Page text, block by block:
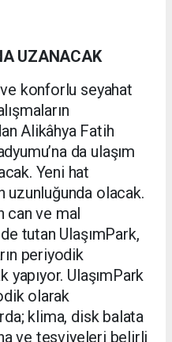
UZANACAK
ve konforlu seyahat
Alikâhya Fatih
da ulaşım
Yeni hat
olacak.
can ve mal
tutan UlaşımPark,
periyodik
yapıyor. UlaşımPark
olarak
klima, disk balata
ve tesviyeleri belirli